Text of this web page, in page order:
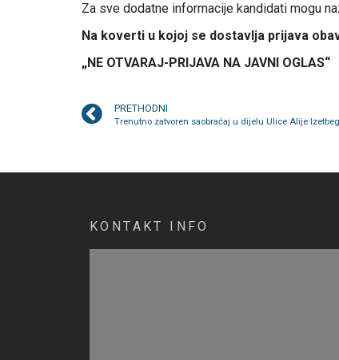
Za sve dodatne informacije kandidati mogu
Na koverti u kojoj se dostavlja prijava
„NE OTVARAJ-PRIJAVA NA JAVNI OGLAS“
PRETHODNI
Trenutno zatvoren saobraćaj u dijelu Ulice Alije
KONTAKT INFO